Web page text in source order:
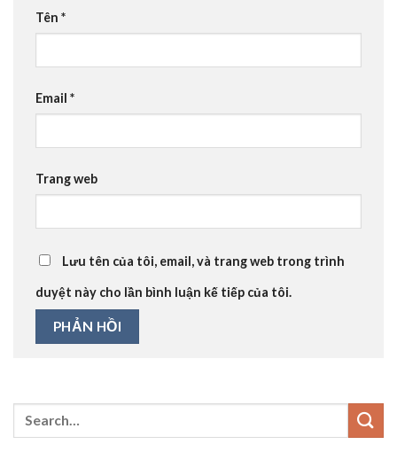
Tên *
Email *
Trang web
Lưu tên của tôi, email, và trang web trong trình
duyệt này cho lần bình luận kế tiếp của tôi.